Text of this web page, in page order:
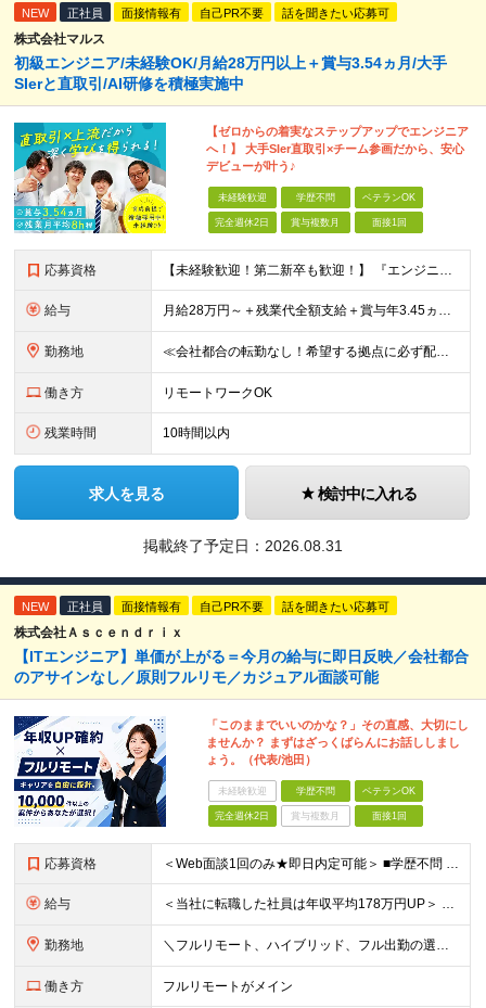
NEW 正社員 面接情報有 自己PR不要 話を聞きたい応募可
株式会社マルス
初級エンジニア/未経験OK/月給28万円以上＋賞与3.54ヵ月/大手
SIerと直取引/AI研修を積極実施中
【ゼロからの着実なステップアップでエンジニア
へ！】 大手SIer直取引×チーム参画だから、安心
デビューが叶う♪
未経験歓迎 学歴不問 ベテランOK
完全週休2日 賞与複数月 面接1回
応募資格 【未経験歓迎！第二新卒も歓迎！】 『エンジニアになりたい』意欲があれば歓迎です！ 以下のような方も尚歓迎です！ ・学生時代に情報系の学部で学んでいた方 ・ITスクールや独学でプログラミングを学んだこ
給与 月給28万円～＋残業代全額支給＋賞与年3.45ヵ月(東京) 月給25万円～＋残業代全額支給＋賞与年3.45ヵ月(新潟・長岡) 入社時想定年収： 392万円～ (東京) 350万円～ (新潟・長岡)
勤務地 ≪会社都合の転勤なし！希望する拠点に必ず配属します。新潟Uターン・Iターン大歓迎！≫ 首都圏(東京、神奈川、千葉、埼玉)または新潟市、長岡市周辺のお客様先または各拠点での勤務となります。 ■東京支社
働き方 リモートワークOK
残業時間 10時間以内
求人を見る 検討中に入れる
掲載終了予定日： 2026.08.31
NEW 正社員 面接情報有 自己PR不要 話を聞きたい応募可
株式会社Ａｓｃｅｎｄｒｉｘ
【ITエンジニア】単価が上がる＝今月の給与に即日反映／会社都合
のアサインなし／原則フルリモ／カジュアル面談可能
「このままでいいのかな？」その直感、大切にし
ませんか？ まずはざっくばらんにお話ししまし
ょう。（代表/池田）
未経験歓迎 学歴不問 ベテランOK
完全週休2日 賞与複数月 面接1回
応募資格 ＜Web面談1回のみ★即日内定可能＞ ■学歴不問 ■エンジニアとしての実務経験1年以上 （開発・インフラ・技術・工程など不問）
給与 ＜当社に転職した社員は年収平均178万円UP＞ 月給45万円～120万円＋賞与＋各手当 ※経験・能力などを考慮の上、決定します ※案件の契約内容（月単金など）や昇給、賞与額はすべてシステム上で開示し
勤務地 ＼フルリモート、ハイブリッド、フル出勤の選択可＆帰社日なし／ 【下記エリアを中心とするクライアント先または自宅にて勤務】 ■首都圏：東京・埼玉・千葉・神奈川 ■関西：大阪・兵庫・京都・滋賀・奈良・和
働き方 フルリモートがメイン